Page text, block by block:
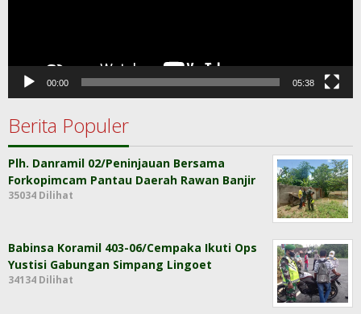
00:00 05:38
Berita Populer
Plh. Danramil 02/Peninjauan Bersama
Forkopimcam Pantau Daerah Rawan Banjir
35034 Dilihat
Babinsa Koramil 403-06/Cempaka Ikuti Ops
Yustisi Gabungan Simpang Lingoet
34134 Dilihat